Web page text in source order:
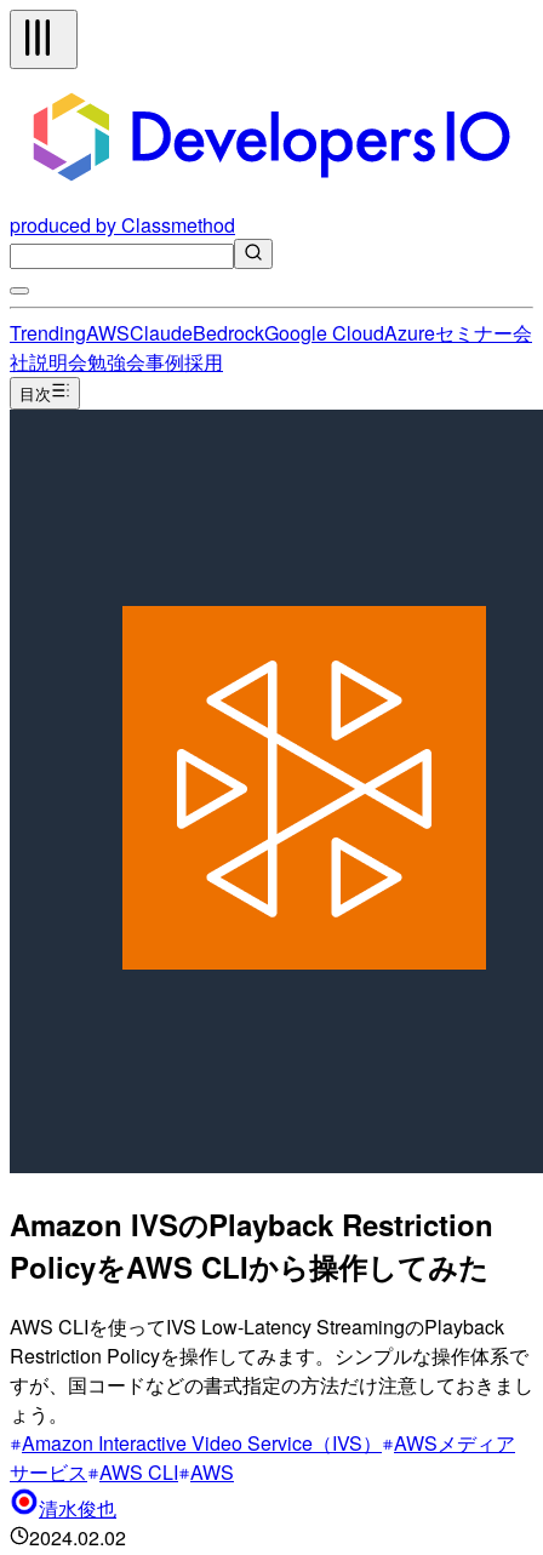
produced by Classmethod
TrendingAWSClaudeBedrockGoogle CloudAzureセミナー会
社説明会勉強会事例採用
目次
Amazon IVSのPlayback Restriction
PolicyをAWS CLIから操作してみた
AWS CLIを使ってIVS Low-Latency StreamingのPlayback
Restriction Policyを操作してみます。シンプルな操作体系で
すが、国コードなどの書式指定の方法だけ注意しておきまし
ょう。
Amazon Interactive Video Service（IVS）
AWSメディア
サービス AWS CLI AWS
清水俊也
2024.02.02